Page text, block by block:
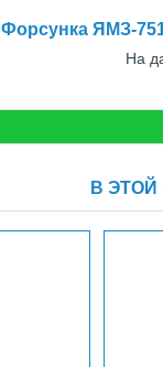
Форсунка ЯМЗ-
На
В ЭТОЙ